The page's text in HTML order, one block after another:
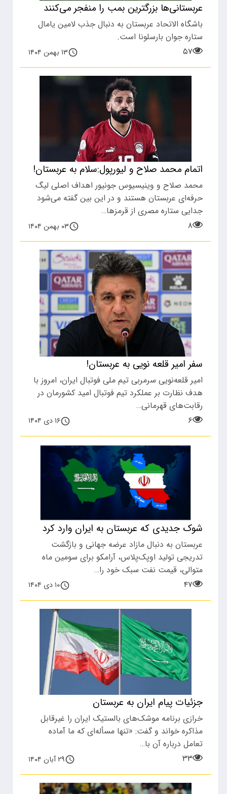
عربستانی‌ها بزرگترین بمب را منفجر می‌کنند
باشگاه الاتحاد عربستان به دنبال جذب لامین یامال
ستاره جوان بارسلونا است.
۵۷
۱۳ بهمن ۱۴۰۴
اتمام محمد صلاح و لیورپول:سلام به عربستان!
محمد صلاح و وینیسیوس جونیور اهداف اصلی لیگ
حرفه‌ای عربستان هستند و در این بین گفته می‌شود
جدایی ستاره مصری از قرمزها…
۸
۰۳ بهمن ۱۴۰۴
سفر امیر قلعه نویی به عربستان!
امیر قلعه‌نویی سرمربی تیم ملی فوتبال ایران، امروز با
هدف نظارت بر عملکرد تیم فوتبال امید کشورمان در
رقابت‌های قهرمانی…
۶
۱۶ دی ۱۴۰۴
شوک جدیدی که عربستان به ایران وارد کرد
عربستان به دنبال مازاد عرضه جهانی و بازگشت
تدریجی تولید اوپک‌پلاس، آرامکو برای سومین ماه
متوالی، قیمت نفت سبک خود را…
۴۷
۱۰ دی ۱۴۰۴
جزئیات پیام ایران به عربستان
خرازی برنامه موشک‌های بالستیک ایران را غیرقابل
مذاکره خواند و گفت: «تنها مسأله‌‌ای که ما آماده
تعامل درباره آن با…
۳۳
۲۹ آبان ۱۴۰۴